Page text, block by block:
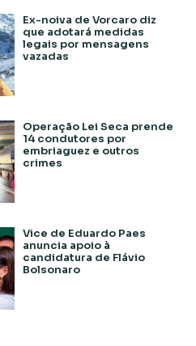
Ex-noiva de Vorcaro diz
que adotará medidas
legais por mensagens
vazadas
Operação Lei Seca prende
14 condutores por
embriaguez e outros
crimes
Vice de Eduardo Paes
anuncia apoio à
candidatura de Flávio
Bolsonaro